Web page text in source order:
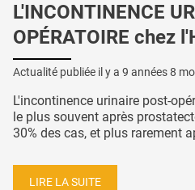
L'INCONTINENCE
OPÉRATOIRE chez
Actualité publiée il y a 9 années 8
L'incontinence urinaire post-
le plus souvent après
30% des cas, et plus rarement
LIRE LA SUITE